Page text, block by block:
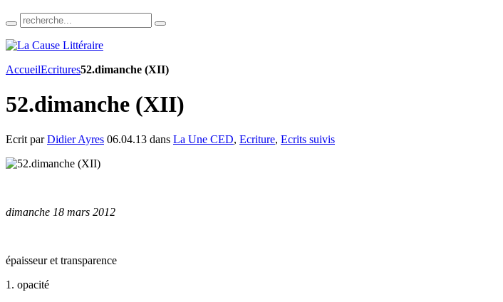
AccueilEcritures52.dimanche (XII)
52.dimanche (XII)
Ecrit parDidier Ayres 06.04.13 dans La Une CED, Ecriture, Ecrits suivis
dimanche 18 mars 2012
épaisseur et transparence
1. opacité